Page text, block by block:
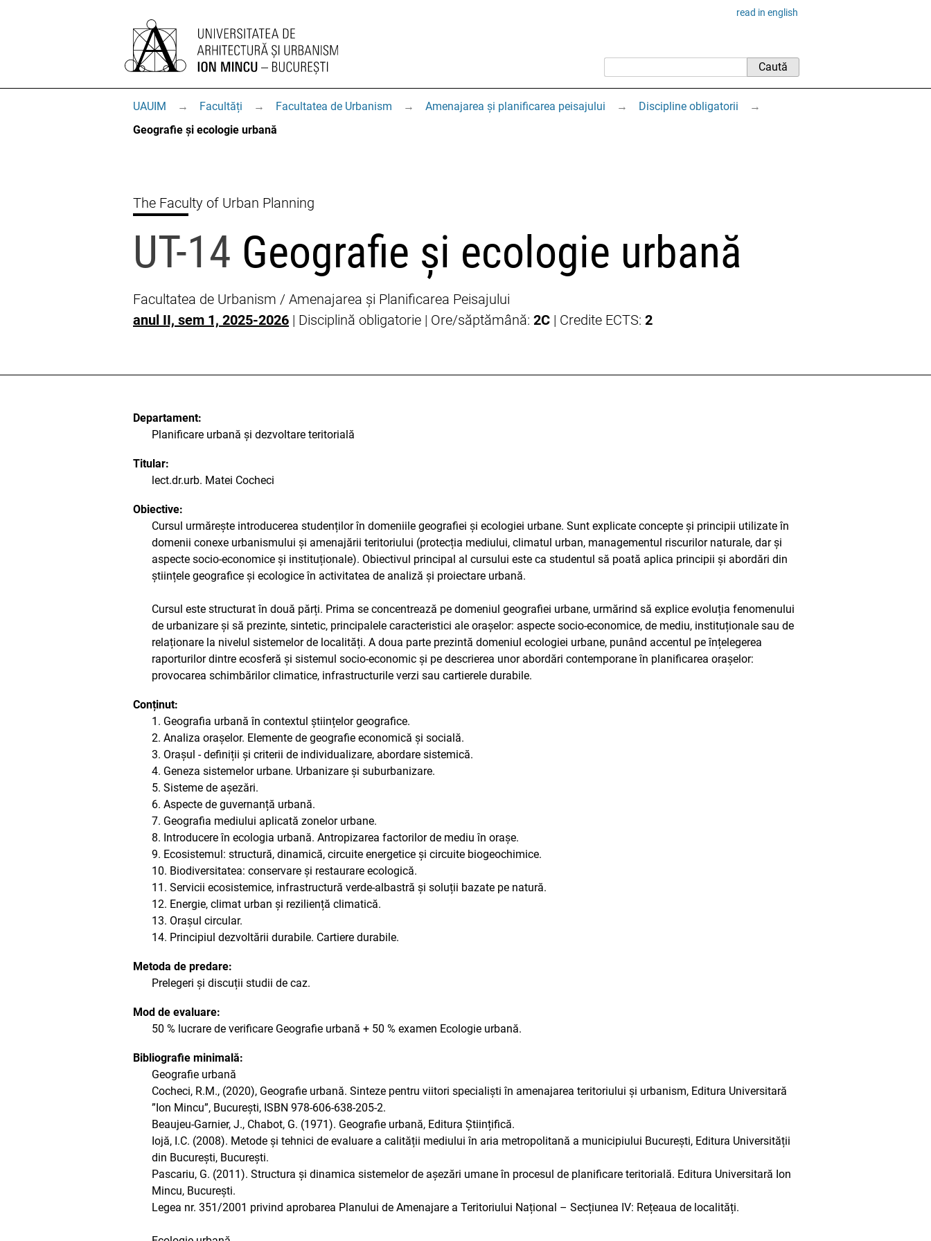
read in english
UAUIM → Facultăți → Facultatea de Urbanism → Amenajarea și planificarea peisajului → Discipline obligatorii
→
Geografie și ecologie urbană
The Faculty of Urban Planning
UT-14 Geografie și ecologie urbană
Facultatea de Urbanism / Amenajarea și Planificarea Peisajului
anul II, sem 1, 2025-2026 | Disciplină obligatorie | Ore/săptămână: 2C | Credite ECTS: 2
Departament:
Planificare urbană și dezvoltare teritorială
Titular:
lect.dr.urb. Matei Cocheci
Obiective:
Cursul urmărește introducerea studenților în domeniile geografiei și ecologiei urbane. Sunt explicate concepte și principii utilizate în
domenii conexe urbanismului și amenajării teritoriului (protecția mediului, climatul urban, managementul riscurilor naturale, dar și
aspecte socio-economice și instituționale). Obiectivul principal al cursului este ca studentul să poată aplica principii și abordări din
științele geografice și ecologice în activitatea de analiză și proiectare urbană.
Cursul este structurat în două părți. Prima se concentrează pe domeniul geografiei urbane, urmărind să explice evoluția fenomenului
de urbanizare și să prezinte, sintetic, principalele caracteristici ale orașelor: aspecte socio-economice, de mediu, instituționale sau de
relaționare la nivelul sistemelor de localități. A doua parte prezintă domeniul ecologiei urbane, punând accentul pe înțelegerea
raporturilor dintre ecosferă și sistemul socio-economic și pe descrierea unor abordări contemporane în planificarea orașelor:
provocarea schimbărilor climatice, infrastructurile verzi sau cartierele durabile.
Conținut:
1. Geografia urbană în contextul științelor geografice.
2. Analiza orașelor. Elemente de geografie economică și socială.
3. Orașul - definiții și criterii de individualizare, abordare sistemică.
4. Geneza sistemelor urbane. Urbanizare și suburbanizare.
5. Sisteme de așezări.
6. Aspecte de guvernanță urbană.
7. Geografia mediului aplicată zonelor urbane.
8. Introducere în ecologia urbană. Antropizarea factorilor de mediu în orașe.
9. Ecosistemul: structură, dinamică, circuite energetice și circuite biogeochimice.
10. Biodiversitatea: conservare și restaurare ecologică.
11. Servicii ecosistemice, infrastructură verde-albastră și soluții bazate pe natură.
12. Energie, climat urban și reziliență climatică.
13. Orașul circular.
14. Principiul dezvoltării durabile. Cartiere durabile.
Metoda de predare:
Prelegeri și discuții studii de caz.
Mod de evaluare:
50 % lucrare de verificare Geografie urbană + 50 % examen Ecologie urbană.
Bibliografie minimală:
Geografie urbană
Cocheci, R.M., (2020), Geografie urbană. Sinteze pentru viitori specialiști în amenajarea teritoriului și urbanism, Editura Universitară
”Ion Mincu”, București, ISBN 978-606-638-205-2.
Beaujeu-Garnier, J., Chabot, G. (1971). Geografie urbană, Editura Științifică.
Iojă, I.C. (2008). Metode și tehnici de evaluare a calității mediului în aria metropolitană a municipiului București, Editura Universității
din București, București.
Pascariu, G. (2011). Structura și dinamica sistemelor de așezări umane în procesul de planificare teritorială. Editura Universitară Ion
Mincu, București.
Legea nr. 351/2001 privind aprobarea Planului de Amenajare a Teritoriului Național – Secțiunea IV: Rețeaua de localități.